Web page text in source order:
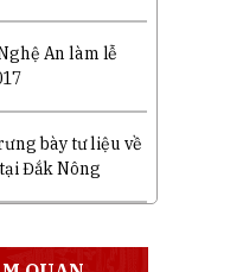
An làm lễ
bày tư liệu về
Đắk Nông